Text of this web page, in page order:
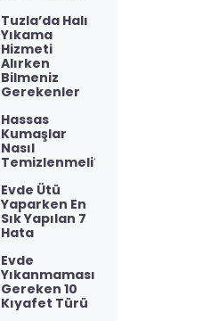
Tuzla’da Halı
Yıkama
Hizmeti
Alırken
Bilmeniz
Gerekenler
Hassas
Kumaşlar
Nasıl
Temizlenmeli?
Evde Ütü
Yaparken En
Sık Yapılan 7
Hata
Evde
Yıkanmaması
Gereken 10
Kıyafet Türü